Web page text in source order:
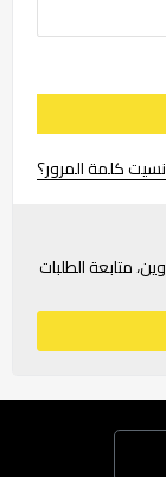
كلمة المرور؟
متابعة الطلبات